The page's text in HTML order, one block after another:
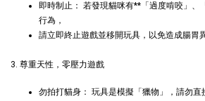
NT$ 289 TWD
NT$ 300 TWD
-
NT$ 300
即時制止： 若發現貓咪有**「過度啃咬」、
行為，
請立即終止遊戲並移開玩具，以免造成腸胃
3. 尊重天性，零壓力遊戲
勿拍打貓身： 玩具是模擬「獵物」，請勿